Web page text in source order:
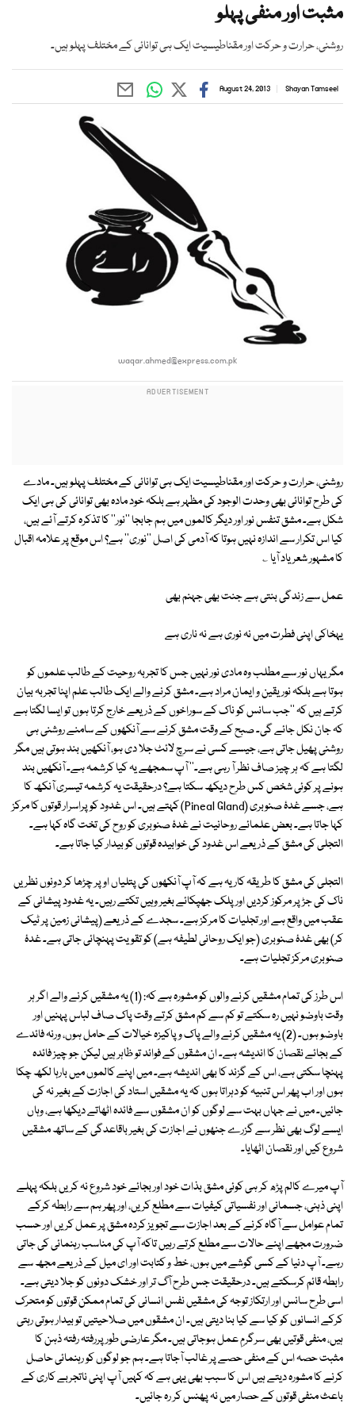
مثبت اور منفی پہلو
روشنی، حرارت و حرکت اور مقناطیسیت ایک ہی توانائی کے مختلف پہلو ہیں۔
Shayan Tamseel
August 24, 2013
waqar.ahmed@express.com.pk
روشنی، حرارت و حرکت اور مقناطیسیت ایک ہی توانائی کے مختلف پہلو ہیں۔ مادے
کی طرح توانائی بھی وحدت الوجود کی مظہر ہے بلکہ خود مادہ بھی توانائی کی ہی ایک
شکل ہے۔ مشق تنفس نور اور دیگر کالموں میں ہم جابجا ''نور'' کا تذکرہ کرتے آئے ہیں،
کیا اس تکرار سے اندازہ نہیں ہوتا کہ آدمی کی اصل ''نوری'' ہے؟ اس موقع پر علامہ اقبال
کا مشہور شعر یاد آیا ؎
عمل سے زندگی بنتی ہے جنت بھی جہنم بھی
یہخاکی اپنی فطرت میں نہ نوری ہے نہ ناری ہے
مگر یہاں نور سے مطلب وہ مادی نور نہیں جس کا تجربہ روحیت کے طالب علموں کو
ہوتا ہے بلکہ نور یقین و ایمان مراد ہے۔ مشق کرنے والے ایک طالب علم اپنا تجربہ بیان
کرتے ہیں کہ ''جب سانس کو ناک کے سوراخوں کے ذریعے خارج کرتا ہوں تو ایسا لگتا ہے
کہ جان نکل جائے گی۔ صبح کے وقت مشق کرنے سے آنکھوں کے سامنے روشنی ہی
روشنی پھیل جاتی ہے، جیسے کسی نے سرچ لائٹ جلا دی ہو، آنکھیں بند ہوتی ہیں مگر
لگتا ہے کہ ہر چیز صاف نظر آ رہی ہے۔'' آپ سمجھے یہ کیا کرشمہ ہے۔ آنکھیں بند
ہونے پر کوئی شخص کس طرح دیکھ سکتا ہے؟ درحقیقت یہ کرشمہ تیسری آنکھ کا
ہے، جسے غدۂ صنوبری (Pineal Gland) کہتے ہیں۔ اس غدود کو پراسرار قوتوں کا مرکز
کہا جاتا ہے۔ بعض علمائے روحانیت نے غدۂ صنوبری کو روح کی تخت گاہ کہا ہے۔
التجلی کی مشق کے ذریعے اس غدود کی خوابیدہ قوتوں کو بیدار کیا جاتا ہے۔
التجلی کی مشق کا طریقہ کار یہ ہے کہ آپ آنکھوں کی پتلیاں اوپر چڑھا کر دونوں نظریں
ناک کی جڑ پر مرکوز کردیں اور پلک جھپکائے بغیر وہیں تکتے رہیں۔ یہ غدود پیشانی کے
عقب میں واقع ہے اور تجلیات کا مرکز ہے۔ سجدے کے ذریعے (پیشانی زمین پر ٹیک
کر) بھی غدۂ صنوبری (جو ایک روحانی لطیفہ ہے) کو تقویت پہنچائی جاتی ہے۔ غدۂ
صنوبری مرکز تجلیات ہے۔
اس طرز کی تمام مشقیں کرنے والوں کو مشورہ ہے کہ: (1) یہ مشقیں کرنے والے اگر ہر
وقت باوضو نہیں رہ سکتے تو کم سے کم مشق کرتے وقت پاک صاف لباس پہنیں اور
باوضو ہوں۔ (2) یہ مشقیں کرنے والے پاک و پاکیزہ خیالات کے حامل ہوں، ورنہ فائدے
کے بجائے نقصان کا اندیشہ ہے۔ ان مشقوں کے فوائد تو ظاہر ہیں لیکن جو چیز فائدہ
پہنچا سکتی ہے، اس کے گزند کا بھی اندیشہ ہے۔ میں اپنے کالموں میں بارہا لکھ چکا
ہوں اور اب پھر اس تنبیہ کو دہراتا ہوں کہ یہ مشقیں استاد کی اجازت کے بغیر نہ کی
جائیں۔ میں نے جہاں بہت سے لوگوں کو ان مشقوں سے فائدہ اٹھاتے دیکھا ہے، وہاں
ایسے لوگ بھی نظر سے گزرے جنھوں نے اجازت کی بغیر باقاعدگی کے ساتھ مشقیں
شروع کیں اور نقصان اٹھایا۔
آپ میرے کالم پڑھ کر ہی کوئی مشق بذات خود اور بجائے خود شروع نہ کریں بلکہ پہلے
اپنی ذہنی، جسمانی اور نفسیاتی کیفیات سے مطلع کریں، اور پھر ہم سے رابطہ کرکے
تمام عوامل سے آگاہ کرنے کے بعد اجازت سے تجویز کردہ مشق پر عمل کریں اور حسب
ضرورت مجھے اپنے حالات سے مطلع کرتے رہیں تاکہ آپ کی مناسب رہنمائی کی جاتی
رہے۔ آپ دنیا کے کسی گوشے میں ہوں، خط و کتابت اور ای میل کے ذریعے مجھ سے
رابطہ قائم کرسکتے ہیں۔ درحقیقت جس طرح آگ تر اور خشک دونوں کو جلا دیتی ہے۔
اسی طرح سانس اور ارتکاز توجہ کی مشقیں نفس انسانی کی تمام ممکن قوتوں کو متحرک
کرکے انسانوں کو کیا سے کیا بنا دیتی ہیں۔ ان مشقوں میں صلاحیتیں تو بیدار ہوتی رہتی
ہیں، منفی قوتیں بھی سرگرمِ عمل ہوجاتی ہیں۔ مگر عارضی طور پررفتہ رفتہ ذہن کا
مثبت حصہ اس کے منفی حصے پر غالب آجاتا ہے۔ ہم جو لوگوں کو رہنمائی حاصل
کرنے کا مشورہ دیتے ہیں اس کا سبب بھی یہی ہے کہ کہیں آپ اپنی ناتجربے کاری کے
باعث منفی قوتوں کے حصار میں نہ پھنس کر رہ جائیں۔